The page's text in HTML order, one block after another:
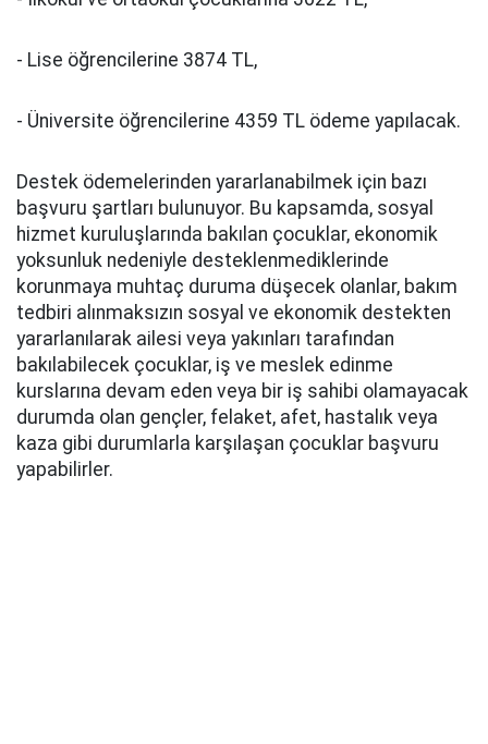
- Lise öğrencilerine 3874 TL,
- Üniversite öğrencilerine 4359 TL ödeme yapılacak.
Destek ödemelerinden yararlanabilmek için bazı
başvuru şartları bulunuyor. Bu kapsamda, sosyal
hizmet kuruluşlarında bakılan çocuklar, ekonomik
yoksunluk nedeniyle desteklenmediklerinde
korunmaya muhtaç duruma düşecek olanlar, bakım
tedbiri alınmaksızın sosyal ve ekonomik destekten
yararlanılarak ailesi veya yakınları tarafından
bakılabilecek çocuklar, iş ve meslek edinme
kurslarına devam eden veya bir iş sahibi olamayacak
durumda olan gençler, felaket, afet, hastalık veya
kaza gibi durumlarla karşılaşan çocuklar başvuru
yapabilirler.